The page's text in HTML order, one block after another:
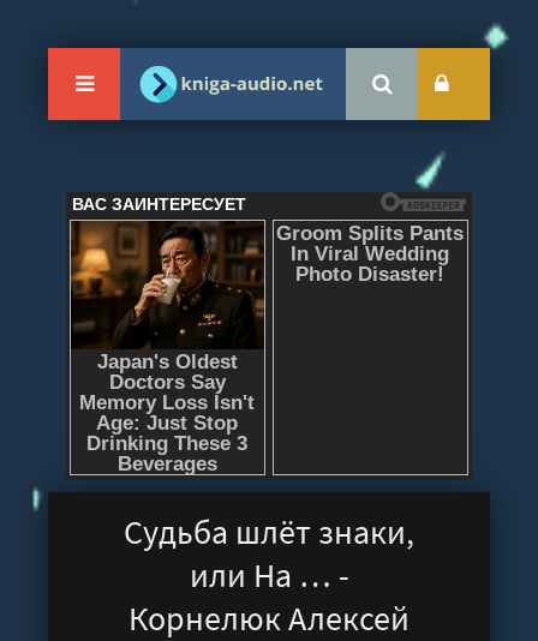
Судьба шлёт знаки,
или На … -
Корнелюк Алексей